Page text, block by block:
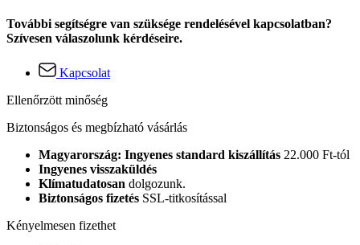
További segítségre van szüksége rendelésével kapcsolatban?
Szívesen válaszolunk kérdéseire.
Kapcsolat
Ellenőrzött minőség
Biztonságos és megbízható vásárlás
Magyarország: Ingyenes standard kiszállítás 22.000 Ft-tól
Ingyenes visszaküldés
Klímatudatosan dolgozunk.
Biztonságos fizetés SSL-titkosítással
Kényelmesen fizethet